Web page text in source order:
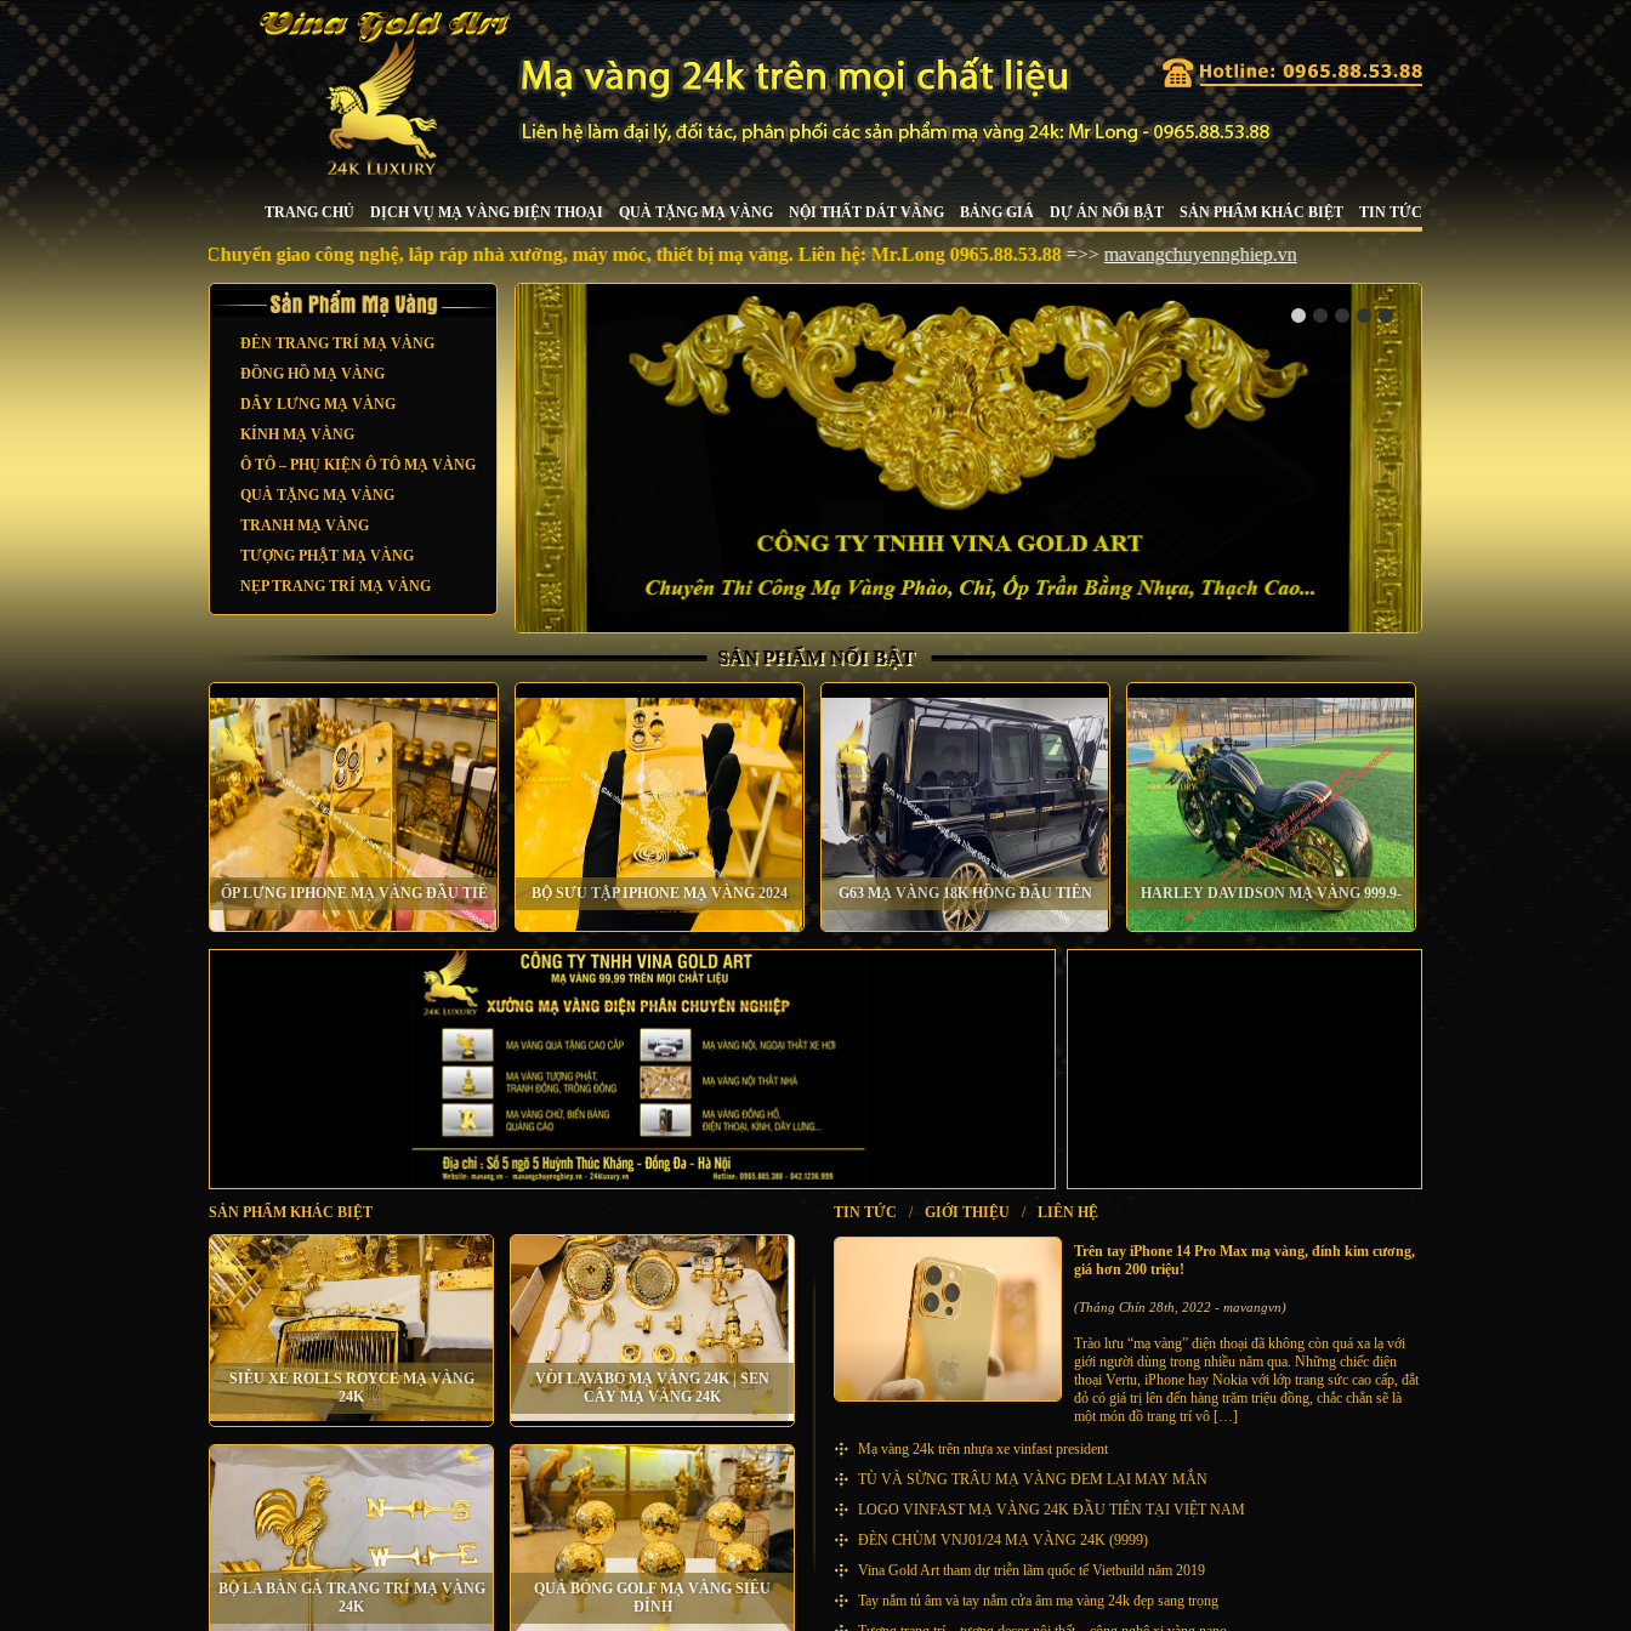
TRANG CHỦ DỊCH VỤ MẠ VÀNG ĐIỆN THOẠI QUÀ TẶNG MẠ VÀNG NỘI THẤT DÁT VÀNG BẢNG GIÁ DỰ ÁN NỔI BẬT SẢN PHẨM KHÁC BIỆT TIN TỨC
Chuyển giao công nghệ, lắp ráp nhà xưởng, máy móc, thiết bị mạ vàng. Liên hệ:Mr.Long 0965.88.53.88=>>mavangchuyennghiep.vn
ĐÈN TRANG TRÍ MẠ VÀNG
ĐỒNG HỒ MẠ VÀNG
DÂY LƯNG MẠ VÀNG
KÍNH MẠ VÀNG
Ô TÔ – PHỤ KIỆN Ô TÔ MẠ VÀNG
QUÀ TẶNG MẠ VÀNG
TRANH MẠ VÀNG
TƯỢNG PHẬT MẠ VÀNG
NẸP TRANG TRÍ MẠ VÀNG
SẢN PHẨM NỔI BẬT
ỐP LƯNG IPHONE MẠ VÀNG ĐẦU TIÊ BỘ SƯU TẬP IPHONE MẠ VÀNG 2024 G63 MẠ VÀNG 18K HỒNG ĐẦU TIÊN HARLEY DAVIDSON MẠ VÀNG 999.9-
SẢN PHẨM KHÁC BIỆT
SIÊU XE ROLLS ROYCE MẠ VÀNG
24K
VÒI LAVABO MẠ VÀNG 24K | SEN
CÂY MẠ VÀNG 24K
BỘ LA BÀN GÀ TRANG TRÍ MẠ VÀNG
24K
QUẢ BÓNG GOLF MẠ VÀNG SIÊU
ĐỈNH
TIN TỨC / GIỚI THIỆU / LIÊN HỆ
Trên tay iPhone 14 Pro Max mạ vàng, đính kim cương,
giá hơn 200 triệu!
(Tháng Chín 28th, 2022 - mavangvn)
Trào lưu “mạ vàng” điện thoại đã không còn quá xa lạ với
giới người dùng trong nhiều năm qua. Những chiếc điện
thoại Vertu, iPhone hay Nokia với lớp trang sức cao cấp, đắt
đỏ có giá trị lên đến hàng trăm triệu đồng, chắc chắn sẽ là
một món đồ trang trí vô […]
Mạ vàng 24k trên nhựa xe vinfast president
TÙ VÀ SỪNG TRÂU MẠ VÀNG ĐEM LẠI MAY MẮN
LOGO VINFAST MẠ VÀNG 24K ĐẦU TIÊN TẠI VIỆT NAM
ĐÈN CHÙM VNJ01/24 MẠ VÀNG 24K (9999)
Vina Gold Art tham dự triễn lãm quốc tế Vietbuild năm 2019
Tay nắm tủ âm và tay nắm cửa âm mạ vàng 24k đẹp sang trọng